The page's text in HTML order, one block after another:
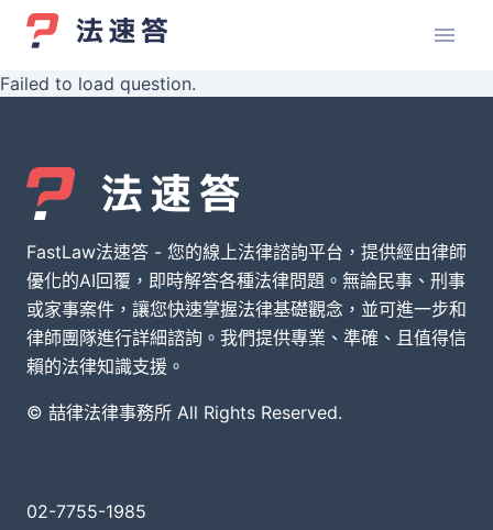
Failed to load question.
FastLaw法速答 - 您的線上法律諮詢平台，提供經由律師
優化的AI回覆，即時解答各種法律問題。無論民事、刑事
或家事案件，讓您快速掌握法律基礎觀念，並可進一步和
律師團隊進行詳細諮詢。我們提供專業、準確、且值得信
賴的法律知識支援。
© 喆律法律事務所 All Rights Reserved.
02-7755-1985